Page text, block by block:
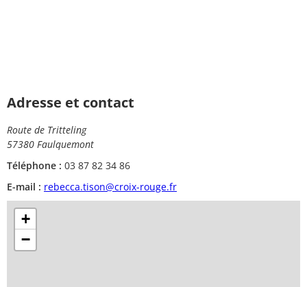
Adresse et contact
Route de Tritteling
57380 Faulquemont
Téléphone : 03 87 82 34 86
E-mail : rebecca.tison@croix-rouge.fr
+
−